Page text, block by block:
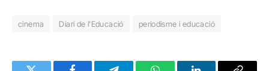
cinema Diari de l'Educació periodisme i educació